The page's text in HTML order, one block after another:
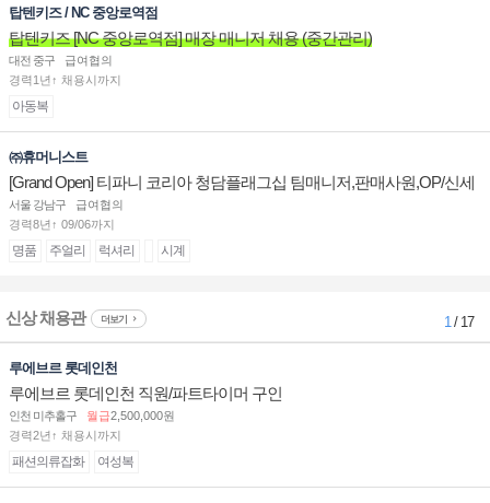
탑텐키즈 / NC 중앙로역점
탑텐키즈 [NC 중앙로역점] 매장 매니저 채용 (중간관리)
대전 중구
급여협의
경력1년↑ 채용시까지
아동복
㈜휴머니스트
[Grand Open] 티파니 코리아 청담플래그십 팀매니저,판매사원,OP/신세
계대전 판매사원 채용
서울 강남구
급여협의
경력8년↑ 09/06까지
명품 주얼리 럭셔리 시계
신상 채용관 더보기 1/ 17
루에브르 롯데인천
루에브르 롯데인천 직원/파트타이머 구인
인천 미추홀구 월급2,500,000원
경력2년↑ 채용시까지
패션의류잡화 여성복